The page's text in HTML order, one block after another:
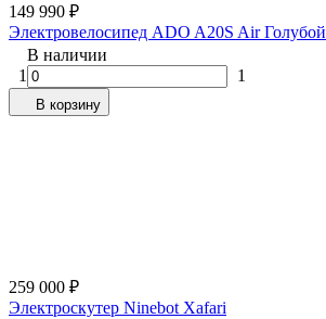
149 990 ₽
Электровелосипед ADO A20S Air Голубой
В наличии
1
1
В корзину
259 000 ₽
Электроскутер Ninebot Xafari